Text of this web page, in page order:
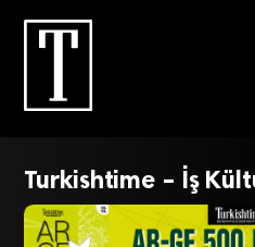
Turkishtime – İş